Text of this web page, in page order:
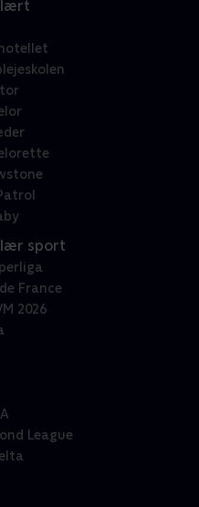
sport
France
2026
League